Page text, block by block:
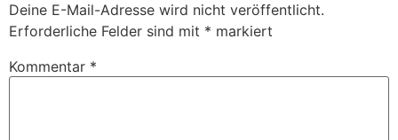
Deine E-Mail-Adresse wird nicht veröffentlicht.
Erforderliche Felder sind mit * markiert
Kommentar *